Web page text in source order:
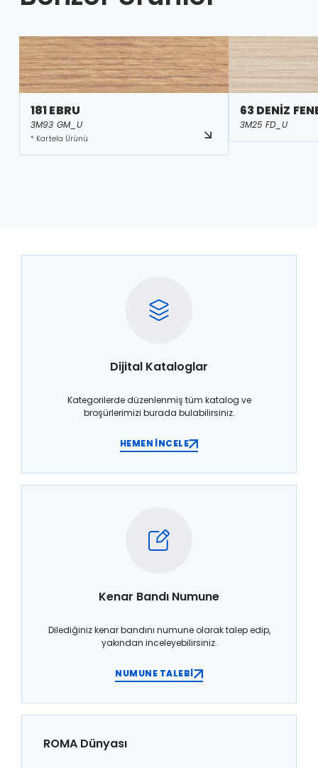
181 EBRU
3M93 GM_U
* Kartela Ürünü
63 DENİZ
3M25 FD_U
Dijital Kataloglar
Kategorilerde düzenlenmiş tüm katalog ve
broşürlerimizi burada bulabilirsiniz.
HEMEN İNCELE
Kenar Bandı Numune
Dilediğiniz kenar bandını numune olarak talep edip,
yakından inceleyebilirsiniz.
NUMUNE TALEBİ
ROMA Dünyası